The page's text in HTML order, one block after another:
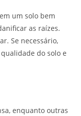
um solo bem
as raízes.
Se necessário,
do solo e
enquanto outras